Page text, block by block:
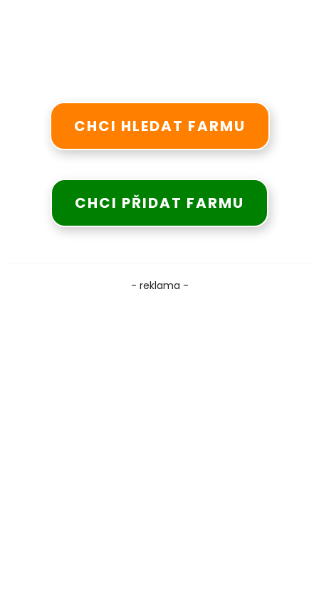
CHCI HLEDAT FARMU
CHCI PŘIDAT FARMU
- reklama -